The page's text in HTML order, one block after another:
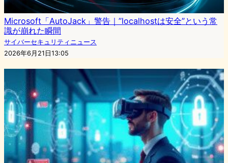
Microsoft「AutoJack」警告｜”localhostは安全”という常
識が崩れた瞬間
サイバーセキュリティニュース
2026年6月21日13:05